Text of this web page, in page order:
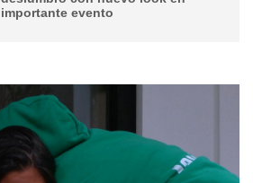
importante evento